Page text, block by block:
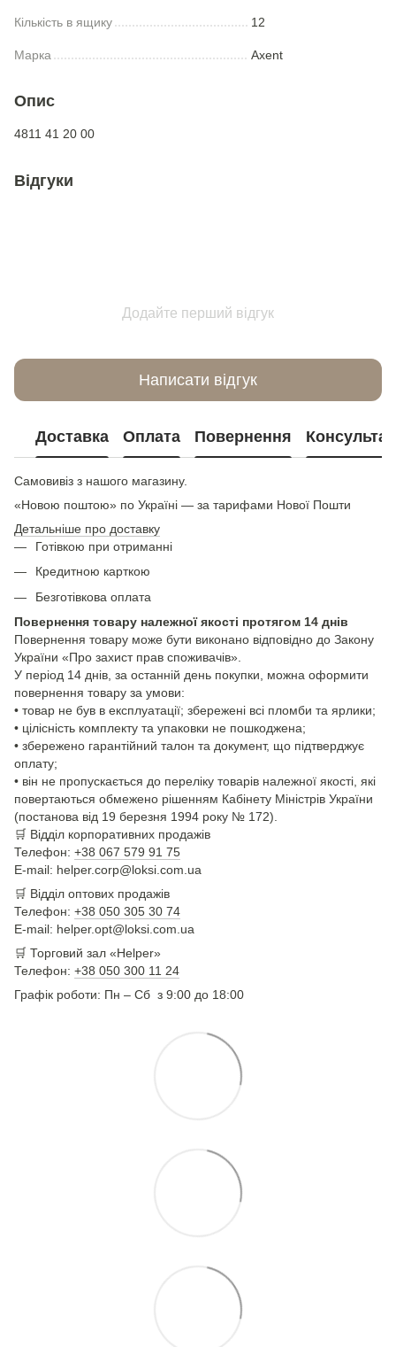
Кількість в ящику 12
Марка Axent
Опис
4811 41 20 00
Відгуки
Додайте перший відгук
Написати відгук
Доставка Оплата Повернення
Самовивіз з нашого магазину.
«Новою поштою» по Україні — за тарифами Нової Пошти
Детальніше про доставку
Готівкою при отриманні
Кредитною карткою
Безготівкова оплата
Повернення товару належної якості протягом 14 днів
Повернення товару може бути виконано відповідно до Закону
України «Про захист прав споживачів».
У період 14 днів, за останній день покупки, можна оформити
повернення товару за умови:
• товар не був в експлуатації; збережені всі пломби та ярлики;
• цілісність комплекту та упаковки не пошкоджена;
• збережено гарантійний талон та документ, що підтверджує
оплату;
• він не пропускається до переліку товарів належної якості, які
повертаються обмежено рішенням Кабінету Міністрів України
(постанова від 19 березня 1994 року № 172).
🛒 Відділ корпоративних продажів
Телефон: +38 067 579 91 75
E-mail: helper.corp@loksi.com.ua
🛒 Відділ оптових продажів
Телефон: +38 050 305 30 74
E-mail: helper.opt@loksi.com.ua
🛒 Торговий зал «Helper»
Телефон: +38 050 300 11 24
Графік роботи: Пн – Сб з 9:00 до 18:00